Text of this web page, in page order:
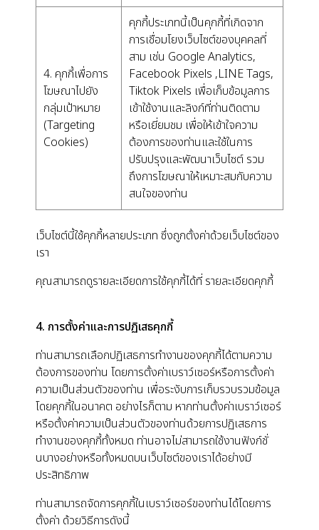
4. คุกกี้เพื่อการ
โฆษณาไปยัง
กลุ่มเป้าหมาย
(Targeting
Cookies)
คุกกี้ประเภทนี้เป็นคุกกี้ที่เกิดจาก
การเชื่อมโยงเว็บไซต์ของบุคคลที่
สาม เช่น Google Analytics,
Facebook Pixels ,LINE Tags,
Tiktok Pixels เพื่อเก็บข้อมูลการ
เข้าใช้งานและลิงก์ที่ท่านติดตาม
หรือเยี่ยมชม เพื่อให้เข้าใจความ
ต้องการของท่านและใช้ในการ
ปรับปรุงและพัฒนาเว็บไซต์ รวม
ถึงการโฆษณาให้เหมาะสมกับความ
สนใจของท่าน
เว็บไซต์นี้ใช้คุกกี้หลายประเภท ซึ่งถูกตั้งค่าด้วยเว็บไซต์ของ
เรา
คุณสามารถดูรายละเอียดการใช้คุกกี้ได้ที่ รายละเอียดคุกกี้
4. การตั้งค่าและการปฏิเสธคุกกี้
ท่านสามารถเลือกปฏิเสธการทำงานของคุกกี้ได้ตามความ
ต้องการของท่าน โดยการตั้งค่าเบราว์เซอร์หรือการตั้งค่า
ความเป็นส่วนตัวของท่าน เพื่อระงับการเก็บรวบรวมข้อมูล
โดยคุกกี้ในอนาคต อย่างไรก็ตาม หากท่านตั้งค่าเบราว์เซอร์
หรือตั้งค่าความเป็นส่วนตัวของท่านด้วยการปฏิเสธการ
ทำงานของคุกกี้ทั้งหมด ท่านอาจไม่สามารถใช้งานฟังก์ชั่
นบางอย่างหรือทั้งหมดบนเว็บไซต์ของเราได้อย่างมี
ประสิทธิภาพ
ท่านสามารถจัดการคุกกี้ในเบราว์เซอร์ของท่านได้โดยการ
ตั้งค่า ด้วยวิธีการดังนี้